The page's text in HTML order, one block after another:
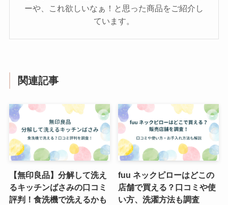
ーや、これ欲しいなぁ！と思った商品をご紹介し
ています。
関連記事
【無印良品】分解して洗え
るキッチンばさみの口コミ
評判！食洗機で洗えるかも
fuu ネックピローはどこの
店舗で買える？口コミや使
い方、洗濯方法も調査